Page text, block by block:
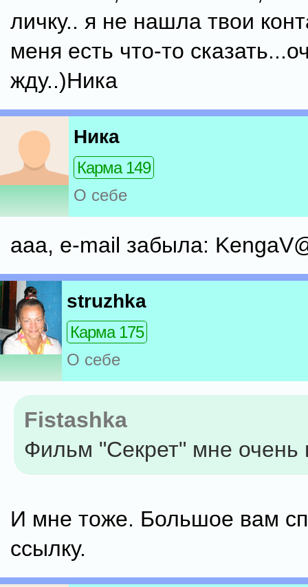
личку.. я не нашла твои
меня есть что-то
жду..)Ника
Ника
Карма 149
О себе
ааа, e-mail забыла:
struzhka
Карма 175
О себе
Fistashka
Фильм "Секрет" мне очень
И мне тоже. Большое вам
ссылку.